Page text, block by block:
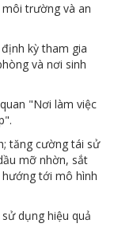
MTS - ĐẢM BẢO CHẤT LƯỢNG VẬT TƯ NGÀNH MỎ
MTS: 60 NĂM TIÊN PHONG KIẾN TẠO GIÁ TRỊ BỀN VỮNG
MTS: KHÁNH THÀNH CỬA HÀNG XĂNG DẦU CẨM PHẢ
làm việc
2017)
môi trường và an
kỳ tham gia
và nơi sinh
"Nơi làm việc
tăng cường tái sử
mỡ nhờn, sắt
hướng tới mô hình
dụng hiệu quả